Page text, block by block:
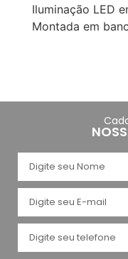
Iluminação LED
Montada em